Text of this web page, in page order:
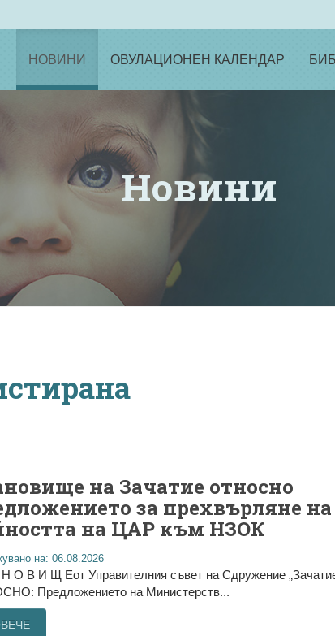
НОВИНИ ОВУЛАЦИОНЕН КАЛЕНДАР
Новини
на Зачатие относно
за прехвърляне на
на ЦАР към НЗОК
на: 06.08.2026
О В И Щ Еот Управителния съвет на Сдружение
Предложението на Министерств...